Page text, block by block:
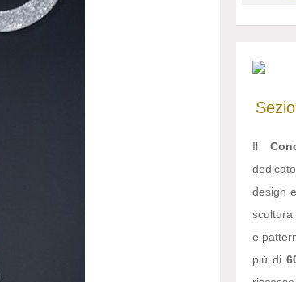
Il
design
e
più di